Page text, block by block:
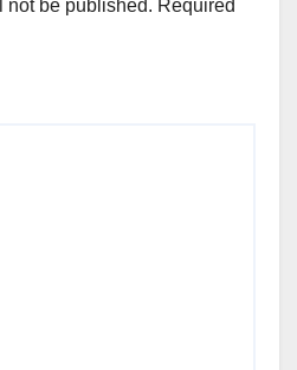
not be published. Required